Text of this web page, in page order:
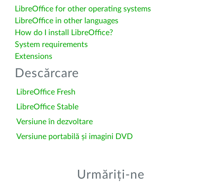
LibreOffice for other operating systems
LibreOffice in other languages
How do I install LibreOffice?
System requirements
Extensions
Descărcare
LibreOffice Fresh
LibreOffice Stable
Versiune în dezvoltare
Versiune portabilă și imagini DVD
Urmăriți-ne